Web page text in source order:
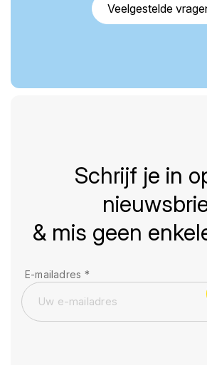
Veelgestelde
Schrijf je in
& mis geen
E-mailadres *